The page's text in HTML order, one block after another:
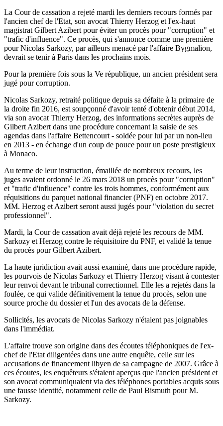
La Cour de cassation a rejeté mardi les derniers recours formés par
l'ancien chef de l'Etat, son avocat Thierry Herzog et l'ex-haut
magistrat Gilbert Azibert pour éviter un procès pour "corruption" et
"trafic d'influence". Ce procès, qui s'annonce comme une première
pour Nicolas Sarkozy, par ailleurs menacé par l'affaire Bygmalion,
devrait se tenir à Paris dans les prochains mois.
Pour la première fois sous la Ve république, un ancien président sera
jugé pour corruption.
Nicolas Sarkozy, retraité politique depuis sa défaite à la primaire de
la droite fin 2016, est soupçonné d'avoir tenté d'obtenir début 2014,
via son avocat Thierry Herzog, des informations secrètes auprès de
Gilbert Azibert dans une procédure concernant la saisie de ses
agendas dans l'affaire Bettencourt - soldée pour lui par un non-lieu
en 2013 - en échange d'un coup de pouce pour un poste prestigieux
à Monaco.
Au terme de leur instruction, émaillée de nombreux recours, les
juges avaient ordonné le 26 mars 2018 un procès pour "corruption"
et "trafic d'influence" contre les trois hommes, conformément aux
réquisitions du parquet national financier (PNF) en octobre 2017.
MM. Herzog et Azibert seront aussi jugés pour "violation du secret
professionnel".
Mardi, la Cour de cassation avait déjà rejeté les recours de MM.
Sarkozy et Herzog contre le réquisitoire du PNF, et validé la tenue
du procès pour Gilbert Azibert.
La haute juridiction avait aussi examiné, dans une procédure rapide,
les pourvois de Nicolas Sarkozy et Thierry Herzog visant à contester
leur renvoi devant le tribunal correctionnel. Elle les a rejetés dans la
foulée, ce qui valide définitivement la tenue du procès, selon une
source proche du dossier et l'un des avocats de la défense.
Sollicités, les avocats de Nicolas Sarkozy n'étaient pas joignables
dans l'immédiat.
L'affaire trouve son origine dans des écoutes téléphoniques de l'ex-
chef de l'Etat diligentées dans une autre enquête, celle sur les
accusations de financement libyen de sa campagne de 2007. Grâce à
ces écoutes, les enquêteurs s'étaient aperçus que l'ancien président et
son avocat communiquaient via des téléphones portables acquis sous
une fausse identité, notamment celle de Paul Bismuth pour M.
Sarkozy.